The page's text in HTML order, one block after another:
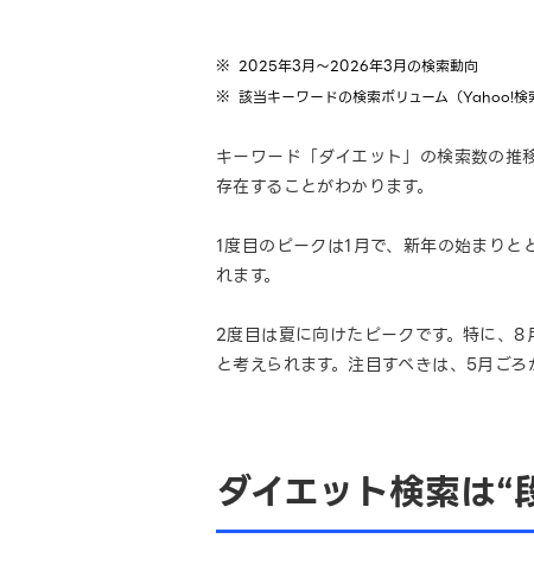
2025年3月～2026年3月の検索動向
該当キーワードの検索ボリューム（Yahoo!
キーワード「ダイエット」の検索数の
存在することがわかります。
1度目のピークは1月で、新年の始まりと
れます。
2度目は夏に向けたピークです。特に、
と考えられます。注目すべきは、5月ご
ダイエット検索は“